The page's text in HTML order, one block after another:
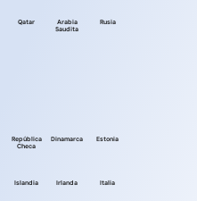
Qatar
Arabia
Saudita
Rusia
República
Checa
Dinamarca Estonia
Islandia Irlanda Italia